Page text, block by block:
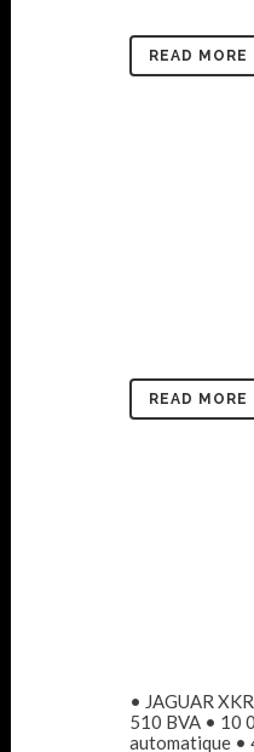
READ MORE
READ MORE
• JAGUAR
510 BVA • 10
automatique •